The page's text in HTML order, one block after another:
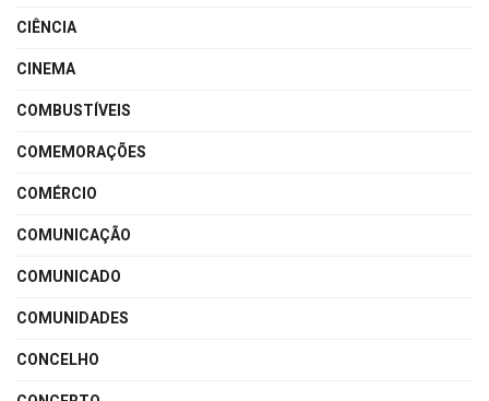
CIÊNCIA
CINEMA
COMBUSTÍVEIS
COMEMORAÇÕES
COMÉRCIO
COMUNICAÇÃO
COMUNICADO
COMUNIDADES
CONCELHO